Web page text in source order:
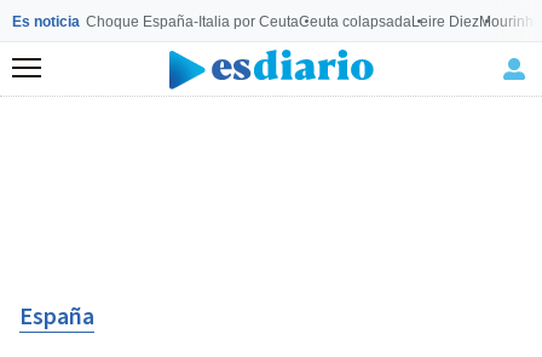
Es noticia Choque España-Italia por CeutaCeuta colapsadaLeire Diez
Menú
España